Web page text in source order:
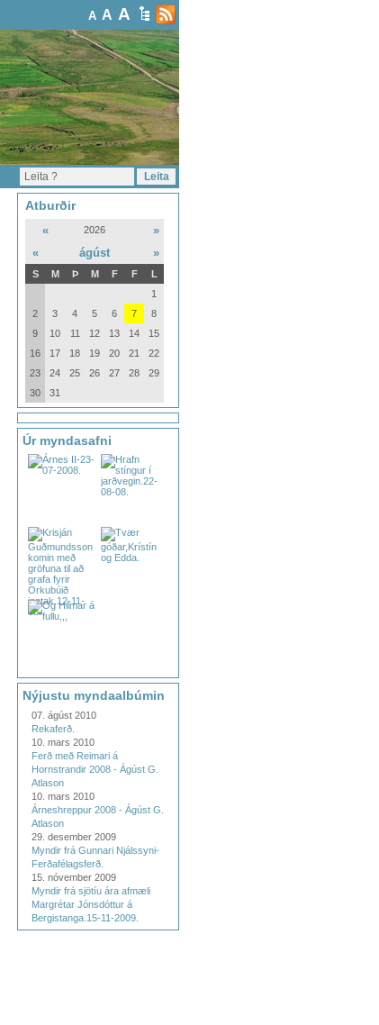
A A A
Atburðir
« 2026
»
«
ágúst »
S M Þ M F F
L
1
2
3 4 5 6 7
8
9
10 11 12 13 14
15
16
17 18 19 20 21
22
23
24 25 26 27 28
29
30
31
Úr myndasafni
Nýjustu myndaalbúmin
07. ágúst 2010
Rekaferð.
10. mars 2010
Ferð með Reimari á
Hornstrandir 2008 - Ágúst G.
Atlason
10. mars 2010
Árneshreppur 2008 - Ágúst G.
Atlason
29. desember 2009
Myndir frá Gunnari Njálssyni-
Ferðafélagsferð.
15. nóvember 2009
Myndir frá sjötíu ára afmæli
Margrétar Jónsdóttur á
Bergistanga.15-11-2009.